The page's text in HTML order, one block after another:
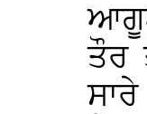
ਤੌਰ